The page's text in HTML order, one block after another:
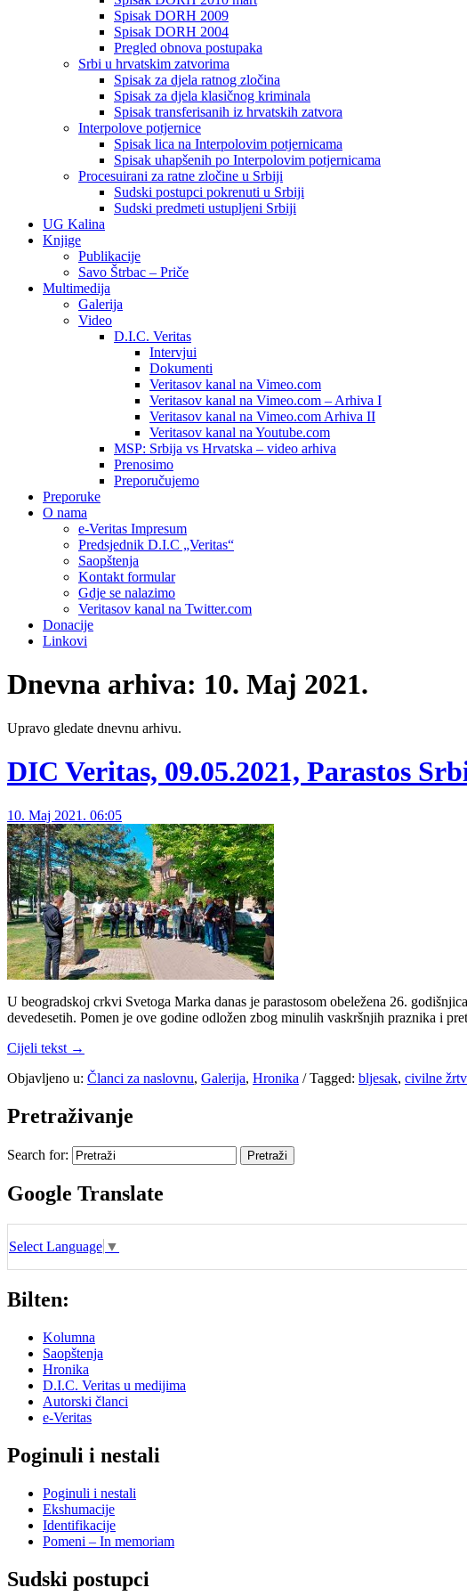
Spisak DORH 2009
Spisak DORH 2004
Pregled obnova postupaka
Srbi u hrvatskim zatvorima
Spisak za djela ratnog zločina
Spisak za djela klasičnog kriminala
Spisak transferisanih iz hrvatskih zatvora
Interpolove potjernice
Spisak lica na Interpolovim potjernicama
Spisak uhapšenih po Interpolovim potjernicama
Procesuirani za ratne zločine u Srbiji
Sudski postupci pokrenuti u Srbiji
Sudski predmeti ustupljeni Srbiji
UG Kalina
Knjige
Publikacije
Savo Štrbac – Priče
Multimedija
Galerija
Video
D.I.C. Veritas
Intervjui
Dokumenti
Veritasov kanal na Vimeo.com
Veritasov kanal na Vimeo.com – Arhiva I
Veritasov kanal na Vimeo.com Arhiva II
Veritasov kanal na Youtube.com
MSP: Srbija vs Hrvatska – video arhiva
Prenosimo
Preporučujemo
Preporuke
O nama
e-Veritas Impresum
Predsjednik D.I.C „Veritas“
Saopštenja
Kontakt formular
Gdje se nalazimo
Veritasov kanal na Twitter.com
Donacije
Linkovi
Dnevna arhiva: 10. Maj 2021.
Upravo gledate dnevnu arhivu.
DIC Veritas, 09.05.2021, Parastos
10. Maj 2021. 06:05
U beogradskoj crkvi Svetoga Marka danas je parastosom obeležena 26.
devedesetih. Pomen je ove godine odložen zbog minulih vaskršnjih praznika i
Cijeli tekst →
Objavljeno u: Članci za naslovnu, Galerija, Hronika /Tagged: bljesak, civilne
Pretraživanje
Search for:
Google Translate
Select Language ▼
Bilten:
Kolumna
Saopštenja
Hronika
D.I.C. Veritas u medijima
Autorski članci
e-Veritas
Poginuli i nestali
Poginuli i nestali
Ekshumacije
Identifikacije
Pomeni – In memoriam
Sudski postupci